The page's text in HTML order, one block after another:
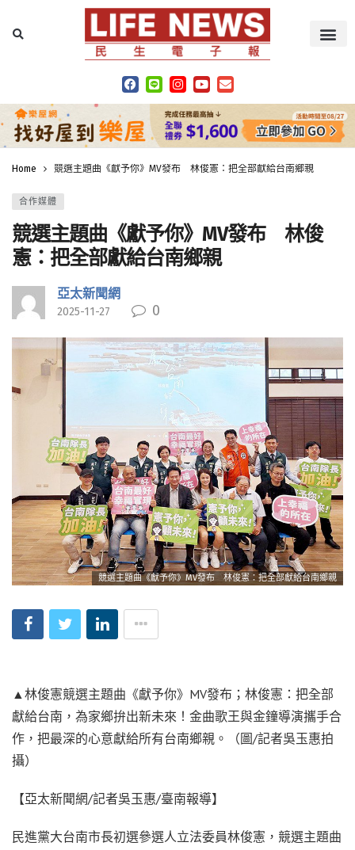
Home 競選主題曲《獻予你》MV發布 林俊憲：把全部獻給台南鄉親
合作媒體
競選主題曲《獻予你》MV發布 林俊
憲：把全部獻給台南鄉親
亞太新聞網
2025-11-27 0
競選主題曲《獻予你》MV發布 林俊憲：把全部獻給台南鄉親
▲林俊憲競選主題曲《獻予你》MV發布；林俊憲：把全部
獻給台南，為家鄉拚出新未來！金曲歌王與金鐘導演攜手合
作，把最深的心意獻給所有台南鄉親。（圖/記者吳玉惠拍
攝）
【亞太新聞網/記者吳玉惠/臺南報導】
民進黨大台南市長初選參選人立法委員林俊憲，競選主題曲